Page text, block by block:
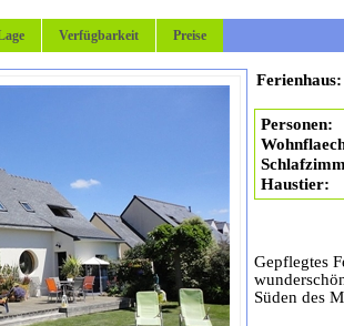
Verfügbarkeit Preise
Ferienhaus:
Personen:
Haustier:
Gepflegtes
Süden des